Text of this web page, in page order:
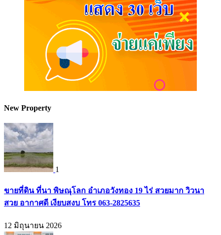
New Property
1
ขายที่ดิน ที่นา พิษณุโลก อำเภอวังทอง 19 ไร่ สวยมาก วิวนา
สวย อากาศดี เงียบสงบ โทร 063-2825635
12 มิถุนายน 2026